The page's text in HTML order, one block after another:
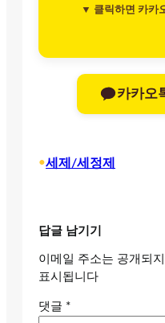
▼ 클릭하면 카카
카카오
•세제/세정제
답글 남기기
이메일 주소는 공개되
표시됩니다
댓글 *